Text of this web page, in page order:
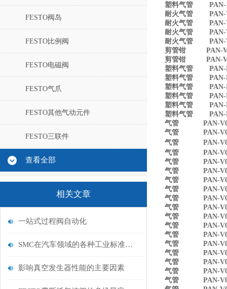
FESTO阀岛
FESTO比例阀
FESTO电磁阀
FESTO气爪
FESTO其他气动元件
FESTO三联件
查看全部
相关文章
一站式过程阀自动化
SMC在汽车领域的各种工业标准产品及战略项目
影响真空发生器性能的主要因素
塑料气管 PAN-
耐火气管 PAN-
耐火气管 PAN-
耐火气管 PAN-
耐火气管 PAN-
剪管钳 PAN-
剪管钳 PAN-
塑料气管 PAN-
塑料气管 PAN-
塑料气管 PAN-
塑料气管 PAN-
塑料气管 PAN-
塑料气管 PAN-
气管 PAN-V0-
气管 PAN-V0-
气管 PAN-V0-
气管 PAN-V0-
气管 PAN-V0-
气管 PAN-V0-
气管 PAN-V0-
气管 PAN-V0-
气管 PAN-V0-
气管 PAN-V0-
气管 PAN-V0-
气管 PAN-V0-
气管 PAN-V0-
气管 PAN-V0-
气管 PAN-V0-
气管 PAN-V0-
气管 PAN-V0-
气管 PAN-V0-